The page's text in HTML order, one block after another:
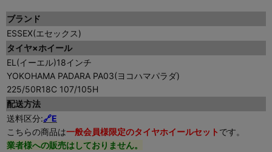
ブランド
ESSEX(エセックス)
タイヤ×ホイール
EL(イーエル)18インチ
YOKOHAMA PADARA PA03(ヨコハマパラダ)
225/50R18C 107/105H
配送方法
送料区分:🔗E
こちらの商品は一般会員様限定のタイヤホイールセット です。
業者様への販売はしておりません。